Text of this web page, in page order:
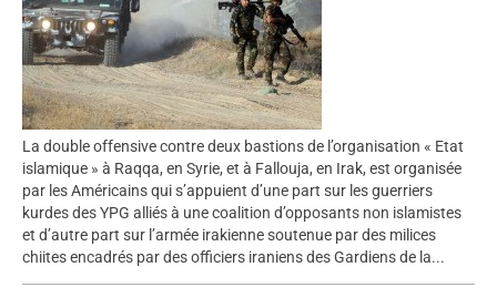
La double offensive contre deux bastions de l’organisation « Etat
islamique » à Raqqa, en Syrie, et à Fallouja, en Irak, est organisée
par les Américains qui s’appuient d’une part sur les guerriers
kurdes des YPG alliés à une coalition d’opposants non islamistes
et d’autre part sur l’armée irakienne soutenue par des milices
chiites encadrés par des officiers iraniens des Gardiens de la...